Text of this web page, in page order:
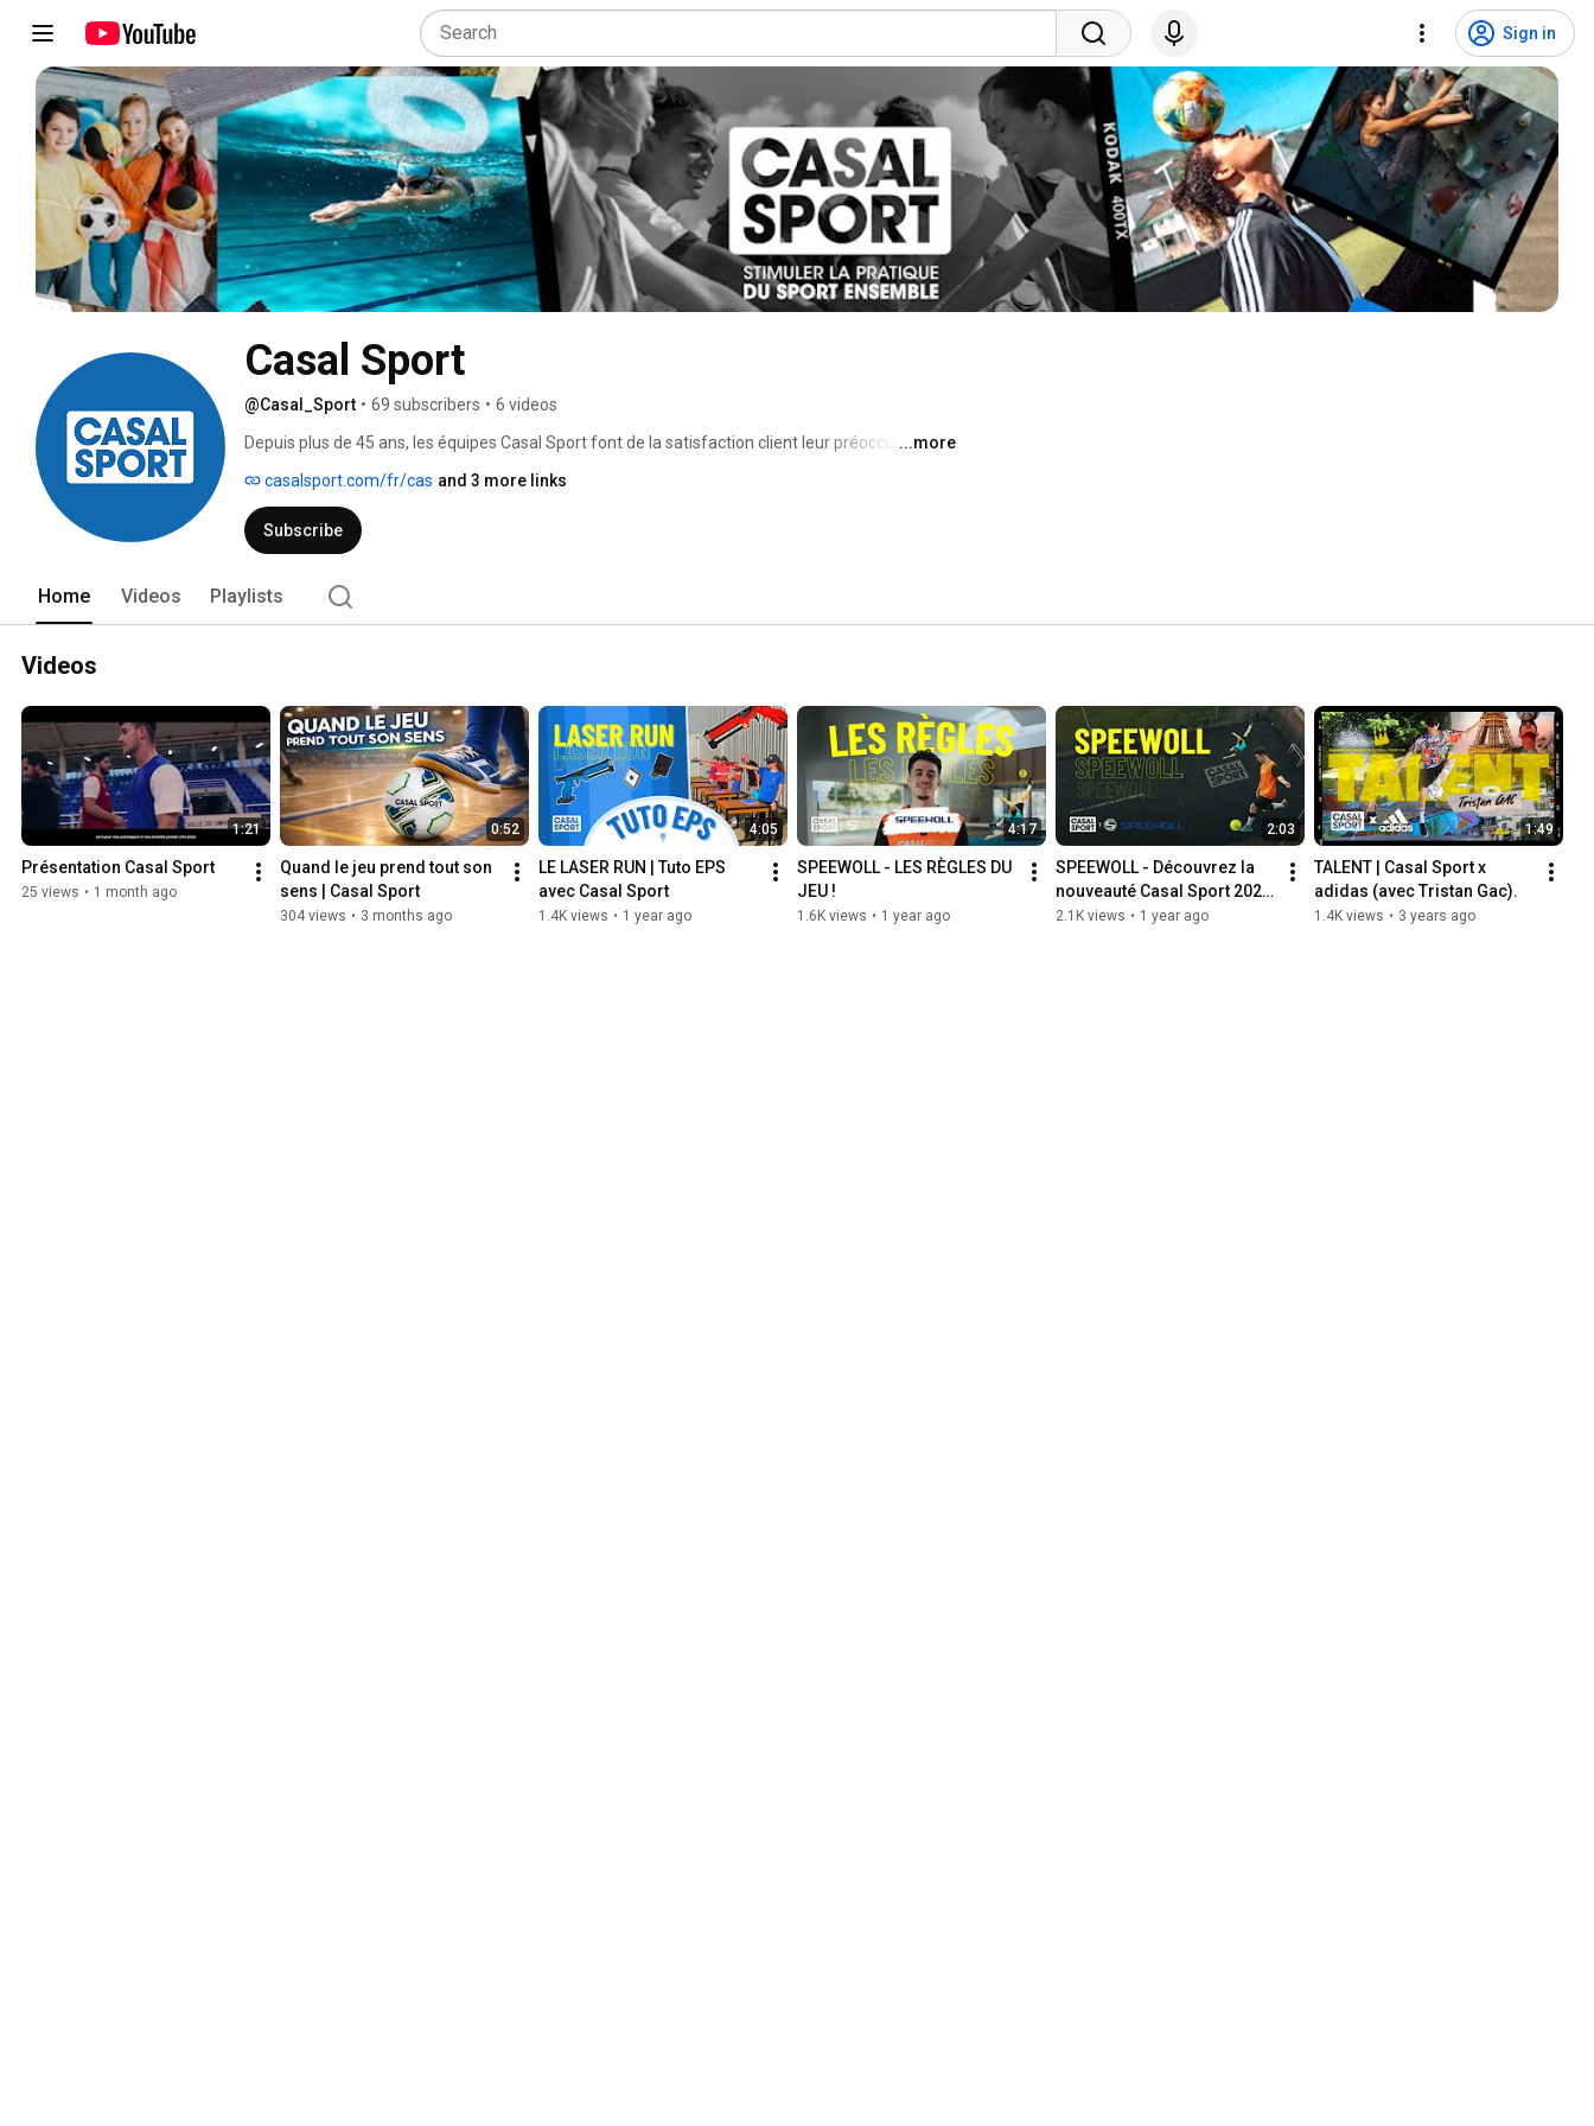
Sign in
Casal Sport
@Casal_Sport • 69 subscribers • 6 videos
Depuis plus de 45 ans, les équipes Casal Sport font de la satisfaction client leur préoccupation
fournisseur, tous les équipements sportifs dont ils ont besoin !
...more
casalsport.com/fr/cas and 3 more links
Subscribe
Home Videos Playlists
Videos
1:21
Présentation Casal Sport
25 views • 1 month ago
0:52
Quand le jeu prend tout son
sens | Casal Sport
304 views • 3 months ago
4:05
LE LASER RUN | Tuto EPS
avec Casal Sport
1.4K views • 1 year ago
4:17
SPEEWOLL - LES RÈGLES DU
JEU !
1.6K views • 1 year ago
2:03
SPEEWOLL - Découvrez la
nouveauté Casal Sport 2025
!2.1K views • 1 year ago
1:49
TALENT | Casal Sport x
adidas (avec Tristan Gac).
1.4K views • 3 years ago